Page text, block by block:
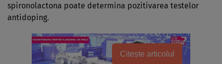
spironolactona poate determina pozitivarea testelor
antidoping.
Citește articolul